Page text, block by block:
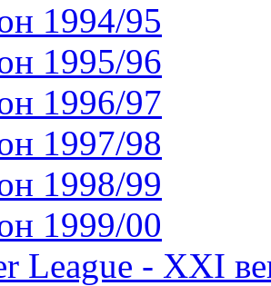
1994/95
1995/96
1996/97
1997/98
1998/99
1999/00
League - XXI